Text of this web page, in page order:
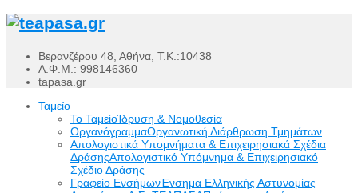
Βερανζέρου 48, Αθήνα, Τ.Κ.:10438
Α.Φ.Μ.: 998146360
tapasa.gr
Ταμείο
Το ΤαμείοΊδρυση & Νομοθεσία
ΟργανόγραμμαΟργανωτική Διάρθρωση Τμημάτων
Απολογιστικά Υπομνήματα & Επιχειρησιακά Σχέδια
ΔράσηςΑπολογιστικό Υπόμνημα & Επιχειρησιακό
Σχέδιο Δράσης
Γραφείο ΕνσήμωνΈνσημα Ελληνικής Αστυνομίας